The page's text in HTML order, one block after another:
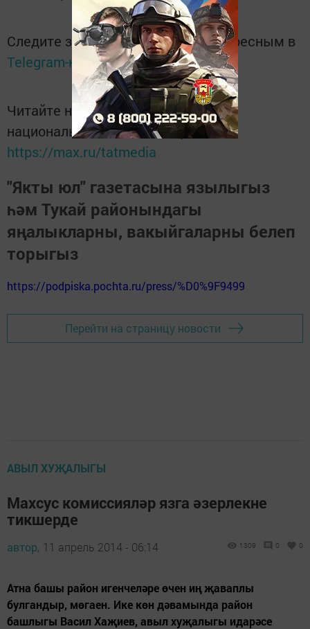
Следите за самым важным и интересным в
Telegram-каналеТатмедиа
Читайте новости Татарстана в
национальном мессенджере MАХ:
https://max.ru/tatmedia
"Якты юл" газетасына язылыгыз
һәм Тукай районындагы
яңалыкларны, вакыйгаларны белеп
торыгыз
https://podpiska.pochta.ru/press/%D0%9F9499
Перейти на страницу новости
АВЫЛ ХУҖАЛЫГЫ
Махсус комиссияләр язга әзерлекне
тикшерде
автор, 11 апрель 2014 - 06:14 1309 0 0
Атна башы район игенчеләре өчен иң җаваплы
булгандыр, мөгаен. Ике көн дәвамында район
башлыгы Васил Хаҗиев, авыл хуҗалыгы идарәсе